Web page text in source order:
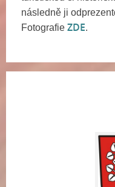
následně ji
Fotografie ZDE.